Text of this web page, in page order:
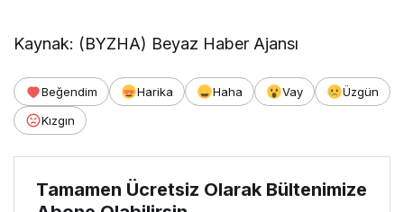
Kaynak: (BYZHA) Beyaz Haber Ajansı
Beğendim Harika Haha Vay
Üzgün
Kızgın
Tamamen Ücretsiz Olarak Bültenimize